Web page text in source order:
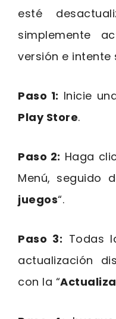
esté
simplemente
versión e intente
Paso 1: Inicie
Play Store.
Paso 2: Haga
Menú, seguido
juegos“.
Paso 3: Todas
actualización
con la “